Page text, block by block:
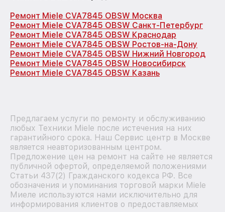
Ремонт Miele CVA7845 OBSW Москва
Ремонт Miele CVA7845 OBSW Санкт-Петербург
Ремонт Miele CVA7845 OBSW Краснодар
Ремонт Miele CVA7845 OBSW Ростов-на-Дону
Ремонт Miele CVA7845 OBSW Нижний Новгород
Ремонт Miele CVA7845 OBSW Новосибирск
Ремонт Miele CVA7845 OBSW Казань
Предлагаем услуги по ремонту и обслуживанию
любых Техники Miele после истечения на них
гарантийного срока. Наш Сервис центр в Москве
является неавторизованным центром.
Предложение цен на ремонт на сайте не является
публичной офертой, определяемой положениями
Статьи 437(2) Гражданского кодекса РФ. Все
обозначения и упоминания торговой марки Miele
Миеле используются нами исключительно для
информирования клиентов о предоставляемых